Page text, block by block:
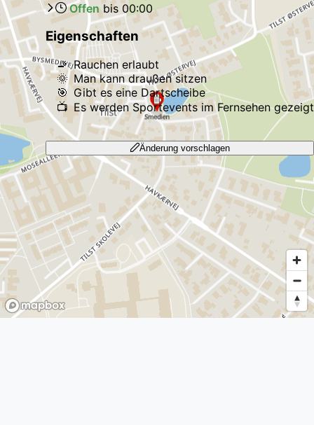
Offenbis 00:00
Eigenschaften
🚬 Rauchen erlaubt
🌞 Man kann draußen sitzen
🎯 Gibt es eine Dartscheibe
📺 Es werden Sportevents im Fernsehen gezeigt
Änderung vorschlagen